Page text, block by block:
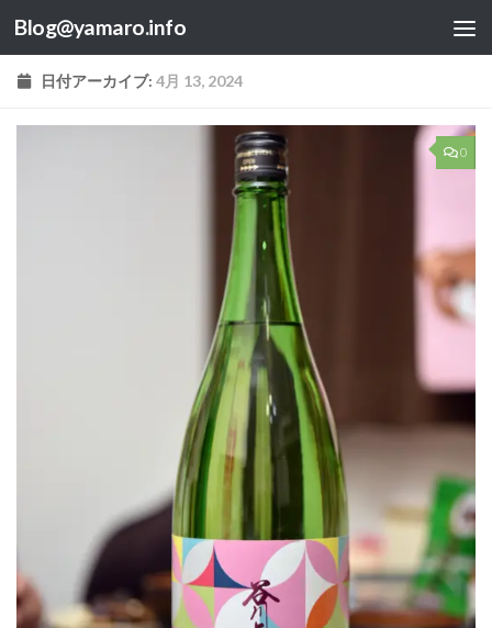
コンテンツへスキップ
Blog@yamaro.info
日付アーカイブ: 4月 13, 2024
0